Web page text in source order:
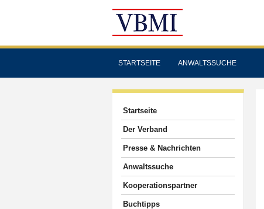
STARTSEITE ANWALTSSUCHE
Startseite
Der Verband
Presse & Nachrichten
Anwaltssuche
Kooperationspartner
Buchtipps